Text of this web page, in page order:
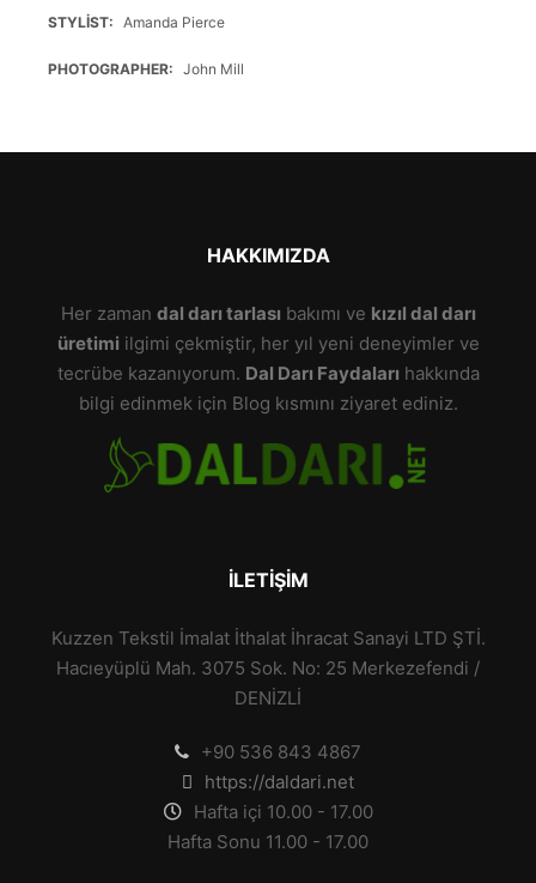
STYLIST Amanda Pierce
PHOTOGRAPHER John Mill
HAKKIMIZDA
Her zaman dal darı tarlası bakımı ve kızıl dal darı
üretimi ilgimi çekmiştir, her yıl yeni deneyimler ve
tecrübe kazanıyorum. Dal Darı Faydaları hakkında
bilgi edinmek için Blog kısmını ziyaret ediniz.
İLETIŞIM
Kuzzen Tekstil İmalat İthalat İhracat Sanayi LTD ŞTİ.
Hacıeyüplü Mah. 3075 Sok. No: 25 Merkezefendi /
DENİZLİ
+90 536 843 4867
https://daldari.net
Hafta içi 10.00 - 17.00
Hafta Sonu 11.00 - 17.00